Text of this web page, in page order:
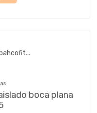
boca plana